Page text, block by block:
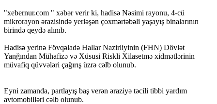
"xebernur.com " xəbər verir ki, hadisə Nəsimi rayonu, 4-cü
mikrorayon ərazisində yerləşən çoxmərtəbəli yaşayış binalarının
birində qeydə alınıb.
Hadisə yerinə Fövqəladə Hallar Nazirliyinin (FHN) Dövlət
Yanğından Mühafizə və Xüsusi Riskli Xilasetmə xidmətlərinin
müvafiq qüvvələri çağırış üzrə cəlb olunub.
Eyni zamanda, partlayış baş verən əraziyə təcili tibbi yardım
avtomobilləri cəlb olunub.